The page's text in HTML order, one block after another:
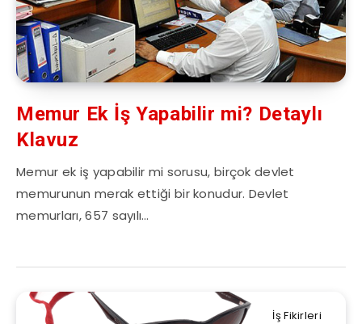
Memur Ek İş Yapabilir mi? Detaylı
Klavuz
Memur ek iş yapabilir mi sorusu, birçok devlet
memurunun merak ettiği bir konudur. Devlet
memurları, 657 sayılı…
İş Fikirleri